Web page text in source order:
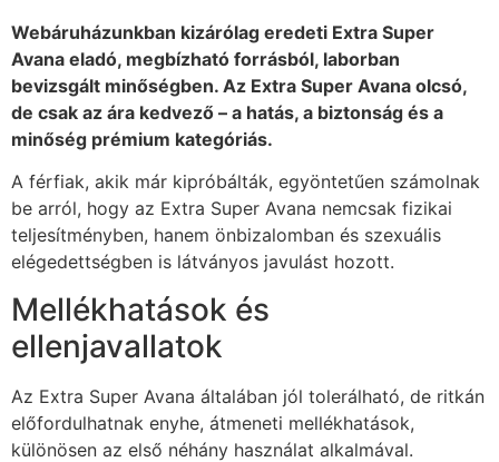
Webáruházunkban kizárólag eredeti Extra Super
Avana eladó, megbízható forrásból, laborban
bevizsgált minőségben. Az Extra Super Avana olcsó,
de csak az ára kedvező – a hatás, a biztonság és a
minőség prémium kategóriás.
A férfiak, akik már kipróbálták, egyöntetűen számolnak
be arról, hogy az Extra Super Avana nemcsak fizikai
teljesítményben, hanem önbizalomban és szexuális
elégedettségben is látványos javulást hozott.
Mellékhatások és
ellenjavallatok
Az Extra Super Avana általában jól tolerálható, de ritkán
előfordulhatnak enyhe, átmeneti mellékhatások,
különösen az első néhány használat alkalmával.